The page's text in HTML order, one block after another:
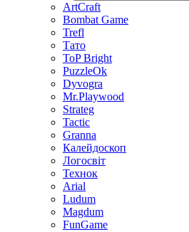
ArtCraft
Bombat Game
Trefl
Тато
ToP Bright
PuzzleOk
Dyvogra
Mr.Playwood
Strateg
Tactic
Granna
Калейдоскоп
Логосвіт
Технок
Arial
Ludum
Magdum
FunGame